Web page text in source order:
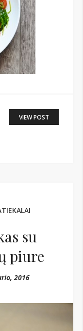
VIEW POST
su
piure
2016